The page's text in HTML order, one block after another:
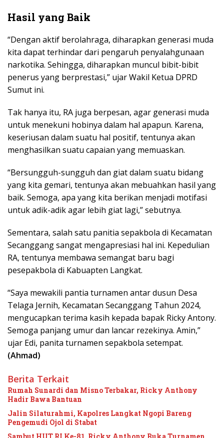
Hasil yang Baik
“Dengan aktif berolahraga, diharapkan generasi muda
kita dapat terhindar dari pengaruh penyalahgunaan
narkotika. Sehingga, diharapkan muncul bibit-bibit
penerus yang berprestasi,” ujar Wakil Ketua DPRD
Sumut ini.
Tak hanya itu, RA juga berpesan, agar generasi muda
untuk menekuni hobinya dalam hal apapun. Karena,
keseriusan dalam suatu hal positif, tentunya akan
menghasilkan suatu capaian yang memuaskan.
“Bersungguh-sungguh dan giat dalam suatu bidang
yang kita gemari, tentunya akan mebuahkan hasil yang
baik. Semoga, apa yang kita berikan menjadi motifasi
untuk adik-adik agar lebih giat lagi,” sebutnya.
Sementara, salah satu panitia sepakbola di Kecamatan
Secanggang sangat mengapresiasi hal ini. Kepedulian
RA, tentunya membawa semangat baru bagi
pesepakbola di Kabuapten Langkat.
“Saya mewakili pantia turnamen antar dusun Desa
Telaga Jernih, Kecamatan Secanggang Tahun 2024,
mengucapkan terima kasih kepada bapak Ricky Antony.
Semoga panjang umur dan lancar rezekinya. Amin,”
ujar Edi, panita turnamen sepakbola setempat.
(Ahmad)
Berita Terkait
Rumah Sunardi dan Misno Terbakar, Ricky Anthony
Hadir Bawa Bantuan
Jalin Silaturahmi, Kapolres Langkat Ngopi Bareng
Pengemudi Ojol di Stabat